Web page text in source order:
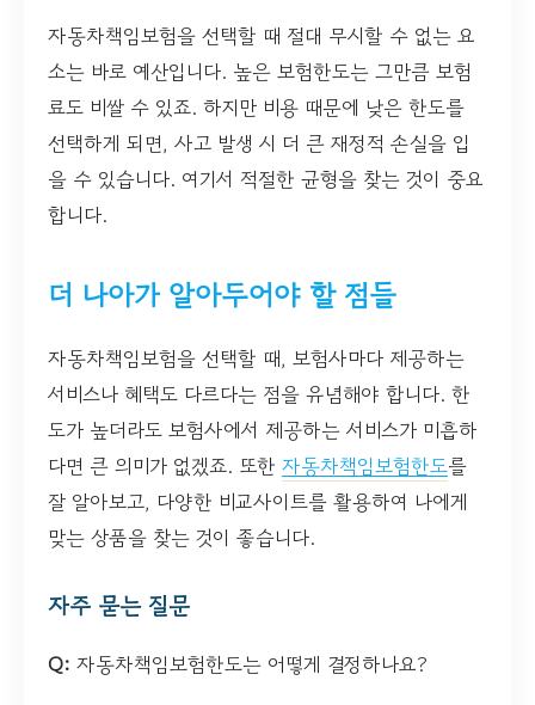
자동차책임보험을 선택할 때 절대 무시할 수 없는 요
소는 바로 예산입니다. 높은 보험한도는 그만큼 보험
료도 비쌀 수 있죠. 하지만 비용 때문에 낮은 한도를
선택하게 되면, 사고 발생 시 더 큰 재정적 손실을 입
을 수 있습니다. 여기서 적절한 균형을 찾는 것이 중요
합니다.
더 나아가 알아두어야 할 점들
자동차책임보험을 선택할 때, 보험사마다 제공하는
서비스나 혜택도 다르다는 점을 유념해야 합니다. 한
도가 높더라도 보험사에서 제공하는 서비스가 미흡하
다면 큰 의미가 없겠죠. 또한 자동차책임보험한도를
잘 알아보고, 다양한 비교사이트를 활용하여 나에게
맞는 상품을 찾는 것이 좋습니다.
자주 묻는 질문
Q: 자동차책임보험한도는 어떻게 결정하나요?